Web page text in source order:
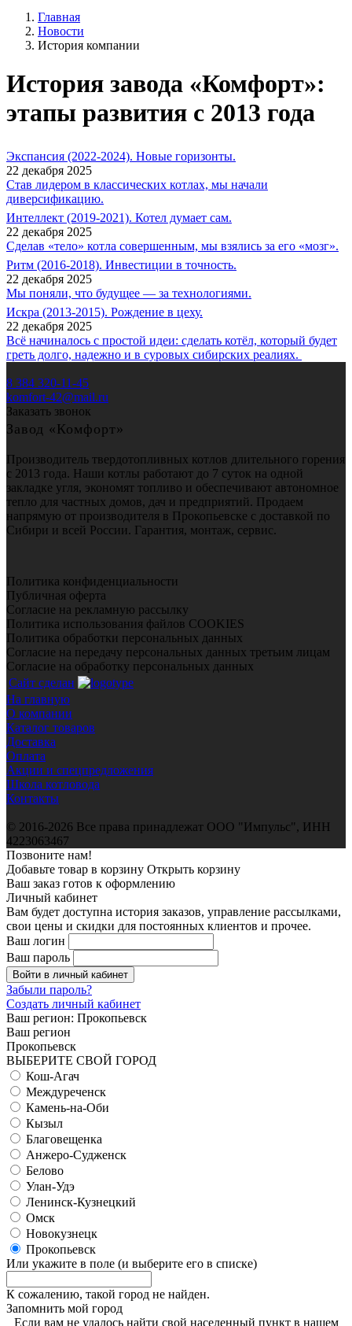
Главная
Новости
История компании
История завода «Комфорт»:
этапы развития с 2013 года
Экспансия (2022-2024). Новые горизонты.
22 декабря 2025
Став лидером в классических котлах, мы начали
диверсификацию.
Интеллект (2019-2021). Котел думает сам.
22 декабря 2025
Сделав «тело» котла совершенным, мы взялись за его «мозг».
Ритм (2016-2018). Инвестиции в точность.
22 декабря 2025
Мы поняли, что будущее — за технологиями.
Искра (2013-2015). Рождение в цеху.
22 декабря 2025
Всё начиналось с простой идеи: сделать котёл, который будет
греть долго, надежно и в суровых сибирских реалиях.
8 384 320-11-45
komfort-42@mail.ru
Заказать звонок
Завод «Комфорт»
Производитель твердотопливных котлов длительного горения
с 2013 года. Наши котлы работают до 7 суток на одной
закладке угля, экономят топливо и обеспечивают автономное
тепло для частных домов, дач и предприятий. Продаем
напрямую от производителя в Прокопьевске с доставкой по
Сибири и всей России. Гарантия, монтаж, сервис.
Политика конфиденциальности
Публичная оферта
Согласие на рекламную рассылку
Политика использования файлов COOKIES
Политика обработки персональных данных
Согласие на передачу персональных данных третьим лицам
Согласие на обработку персональных данных
Сайт сделан
На главную
О компании
Каталог товаров
Доставка
Оплата
Акции и спецпредложения
Школа котловода
Контакты
© 2016-2026 Все права принадлежат ООО "Импульс", ИНН
4223063467
Позвоните нам!
Добавьте товар в корзину Открыть корзину
Ваш заказ готов к оформлению
Личный кабинет
Вам будет доступна история заказов, управление рассылками,
свои цены и скидки для постоянных клиентов и прочее.
Ваш логин
Ваш пароль
Войти в личный кабинет
Забыли пароль?
Создать личный кабинет
Ваш регион: Прокопьевск
Ваш регион
Прокопьевск
ВЫБЕРИТЕ СВОЙ ГОРОД
Кош-Агач
Междуреченск
Камень-на-Оби
Кызыл
Благовещенка
Анжеро-Судженск
Белово
Улан-Удэ
Ленинск-Кузнецкий
Омск
Новокузнецк
Прокопьевск
Или укажите в поле (и выберите его в списке)
К сожалению, такой город не найден.
Запомнить мой город
Если вам не удалось найти свой населенный пункт в нашем